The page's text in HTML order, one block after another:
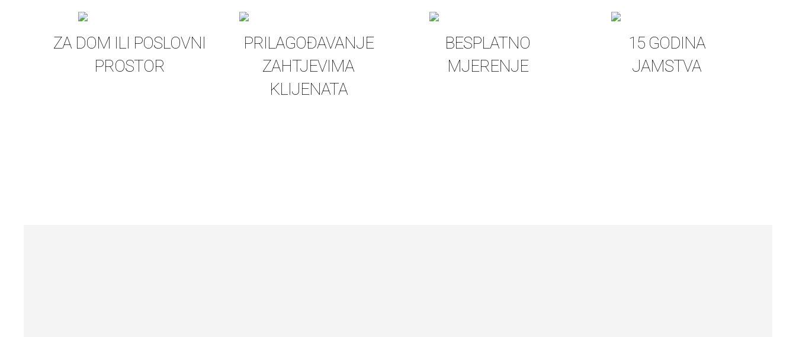
ZA DOM ILI POSLOVNI
PROSTOR
PRILAGOĐAVANJE
ZAHTJEVIMA
KLIJENATA
BESPLATNO
MJERENJE
15 GODINA
JAMSTVA